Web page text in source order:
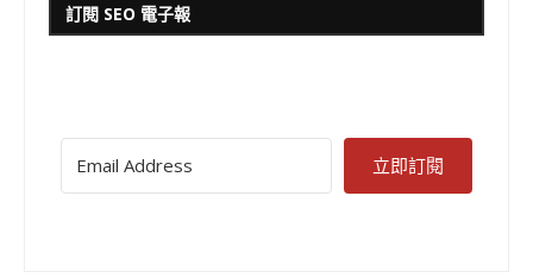
訂閱 SEO 電子報
立即訂閱